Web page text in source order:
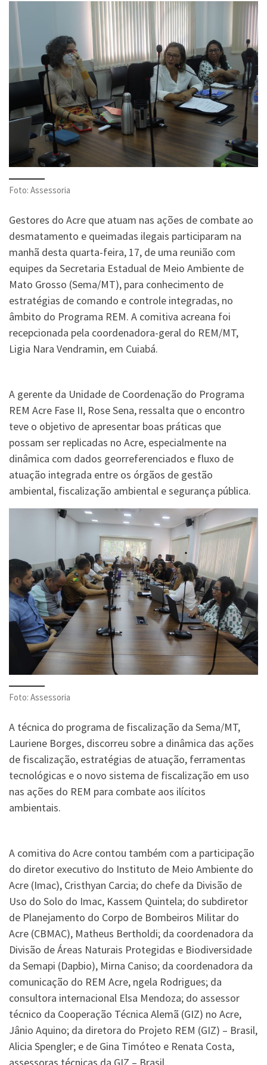
Foto: Assessoria
Gestores do Acre que atuam nas ações de combate ao
desmatamento e queimadas ilegais participaram na
manhã desta quarta-feira, 17, de uma reunião com
equipes da Secretaria Estadual de Meio Ambiente de
Mato Grosso (Sema/MT), para conhecimento de
estratégias de comando e controle integradas, no
âmbito do Programa REM. A comitiva acreana foi
recepcionada pela coordenadora-geral do REM/MT,
Ligia Nara Vendramin, em Cuiabá.
A gerente da Unidade de Coordenação do Programa
REM Acre Fase II, Rose Sena, ressalta que o encontro
teve o objetivo de apresentar boas práticas que
possam ser replicadas no Acre, especialmente na
dinâmica com dados georreferenciados e fluxo de
atuação integrada entre os órgãos de gestão
ambiental, fiscalização ambiental e segurança pública.
Foto: Assessoria
A técnica do programa de fiscalização da Sema/MT,
Lauriene Borges, discorreu sobre a dinâmica das ações
de fiscalização, estratégias de atuação, ferramentas
tecnológicas e o novo sistema de fiscalização em uso
nas ações do REM para combate aos ilícitos
ambientais.
A comitiva do Acre contou também com a participação
do diretor executivo do Instituto de Meio Ambiente do
Acre (Imac), Cristhyan Carcia; do chefe da Divisão de
Uso do Solo do Imac, Kassem Quintela; do subdiretor
de Planejamento do Corpo de Bombeiros Militar do
Acre (CBMAC), Matheus Bertholdi; da coordenadora da
Divisão de Áreas Naturais Protegidas e Biodiversidade
da Semapi (Dapbio), Mirna Caniso; da coordenadora da
comunicação do REM Acre, ngela Rodrigues; da
consultora internacional Elsa Mendoza; do assessor
técnico da Cooperação Técnica Alemã (GIZ) no Acre,
Jânio Aquino; da diretora do Projeto REM (GIZ) – Brasil,
Alicia Spengler; e de Gina Timóteo e Renata Costa,